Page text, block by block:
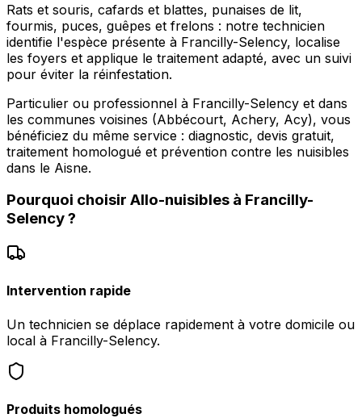
Rats et souris, cafards et blattes, punaises de lit,
fourmis, puces, guêpes et frelons : notre technicien
identifie l'espèce présente à Francilly-Selency, localise
les foyers et applique le traitement adapté, avec un suivi
pour éviter la réinfestation.
Particulier ou professionnel à Francilly-Selency et dans
les communes voisines (Abbécourt, Achery, Acy), vous
bénéficiez du même service : diagnostic, devis gratuit,
traitement homologué et prévention contre les nuisibles
dans le Aisne.
Pourquoi choisir Allo-nuisibles à Francilly-
Selency?
Intervention rapide
Un technicien se déplace rapidement à votre domicile ou
local à Francilly-Selency.
Produits homologués